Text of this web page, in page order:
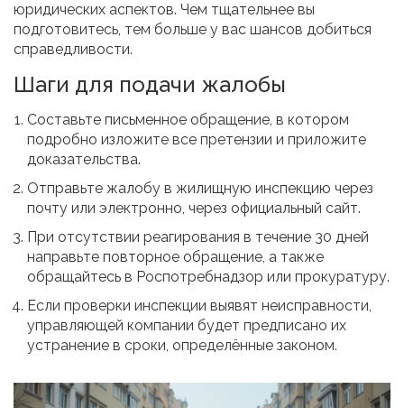
юридических аспектов. Чем тщательнее вы
подготовитесь, тем больше у вас шансов добиться
справедливости.
Шаги для подачи жалобы
Составьте письменное обращение, в котором
подробно изложите все претензии и приложите
доказательства.
Отправьте жалобу в жилищную инспекцию через
почту или электронно, через официальный сайт.
При отсутствии реагирования в течение 30 дней
направьте повторное обращение, а также
обращайтесь в Роспотребнадзор или прокуратуру.
Если проверки инспекции выявят неисправности,
управляющей компании будет предписано их
устранение в сроки, определённые законом.